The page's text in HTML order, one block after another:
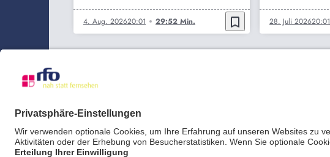
4. Aug. 202620:01 29:52 Min. bookmark_border 28. Juli 202620:01